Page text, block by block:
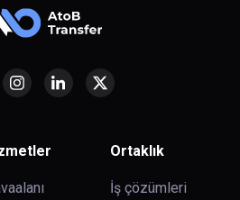
Ortaklık
İş çözümleri